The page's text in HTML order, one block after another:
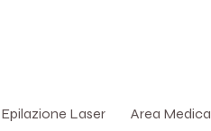
Epilazione Laser Area Medica